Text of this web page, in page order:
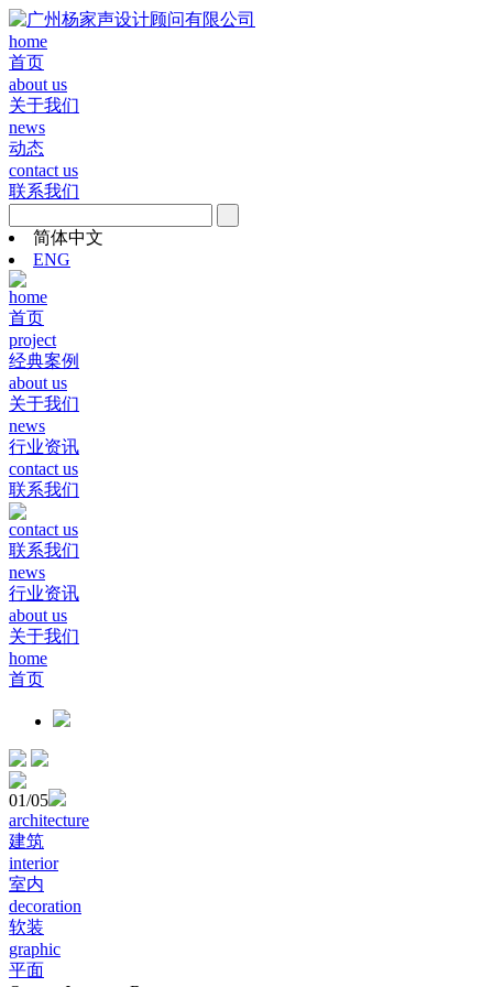
home
首页
about us
关于我们
news
动态
contact us
联系我们
简体中文
ENG
home
首页
project
经典案例
about us
关于我们
news
行业资讯
contact us
联系我们
contact us
联系我们
news
行业资讯
about us
关于我们
home
首页
01/05
architecture
建筑
interior
室内
decoration
软装
graphic
平面